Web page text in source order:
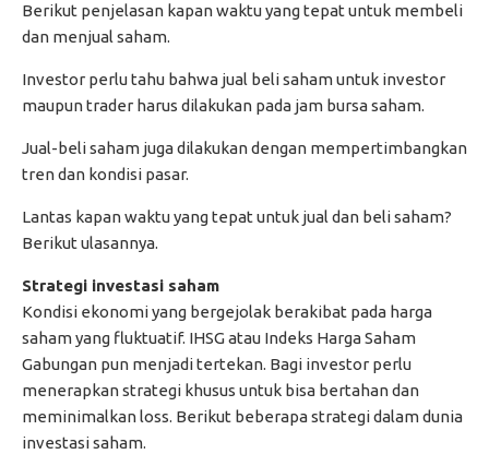
Berikut penjelasan kapan waktu yang tepat untuk membeli
dan menjual saham.
Investor perlu tahu bahwa jual beli saham untuk investor
maupun trader harus dilakukan pada jam bursa saham.
Jual-beli saham juga dilakukan dengan mempertimbangkan
tren dan kondisi pasar.
Lantas kapan waktu yang tepat untuk jual dan beli saham?
Berikut ulasannya.
Strategi investasi saham
Kondisi ekonomi yang bergejolak berakibat pada harga
saham yang fluktuatif. IHSG atau Indeks Harga Saham
Gabungan pun menjadi tertekan. Bagi investor perlu
menerapkan strategi khusus untuk bisa bertahan dan
meminimalkan loss. Berikut beberapa strategi dalam dunia
investasi saham.